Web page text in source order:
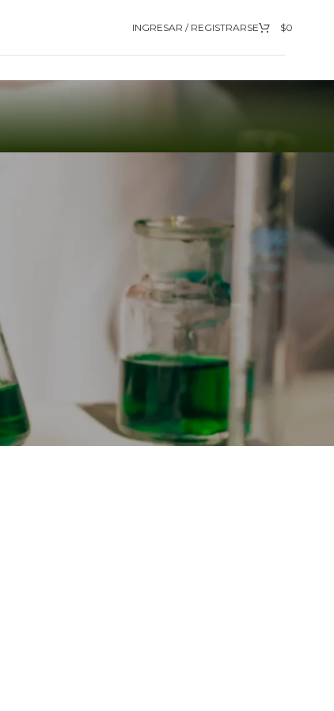
INGRESAR / REGISTRARSE $0